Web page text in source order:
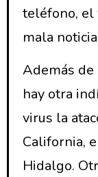
teléfono, el
mala
Además de
hay otra
virus la
California,
Hidalgo.